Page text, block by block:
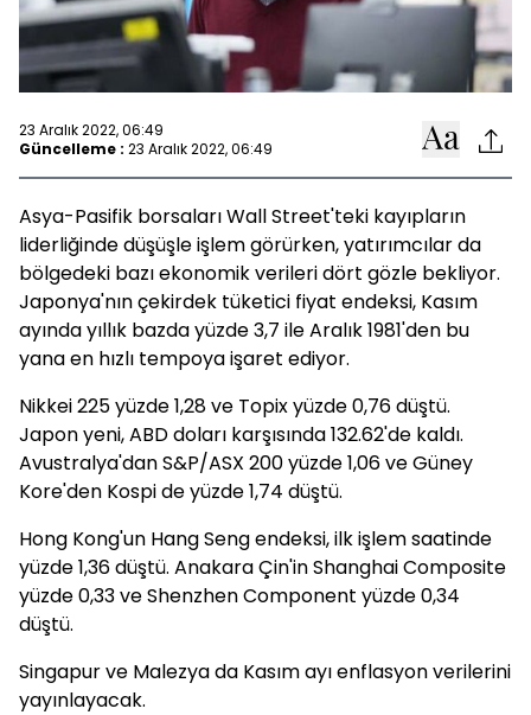
23 Aralık 2022, 06:49
Güncelleme : 23 Aralık 2022, 06:49
Asya-Pasifik borsaları Wall Street'teki kayıpların
liderliğinde düşüşle işlem görürken, yatırımcılar da
bölgedeki bazı ekonomik verileri dört gözle bekliyor.
Japonya'nın çekirdek tüketici fiyat endeksi, Kasım
ayında yıllık bazda yüzde 3,7 ile Aralık 1981'den bu
yana en hızlı tempoya işaret ediyor.
Nikkei 225 yüzde 1,28 ve Topix yüzde 0,76 düştü.
Japon yeni, ABD doları karşısında 132.62'de kaldı.
Avustralya'dan S&P/ASX 200 yüzde 1,06 ve Güney
Kore'den Kospi de yüzde 1,74 düştü.
Hong Kong'un Hang Seng endeksi, ilk işlem saatinde
yüzde 1,36 düştü. Anakara Çin'in Shanghai Composite
yüzde 0,33 ve Shenzhen Component yüzde 0,34
düştü.
Singapur ve Malezya da Kasım ayı enflasyon verilerini
yayınlayacak.